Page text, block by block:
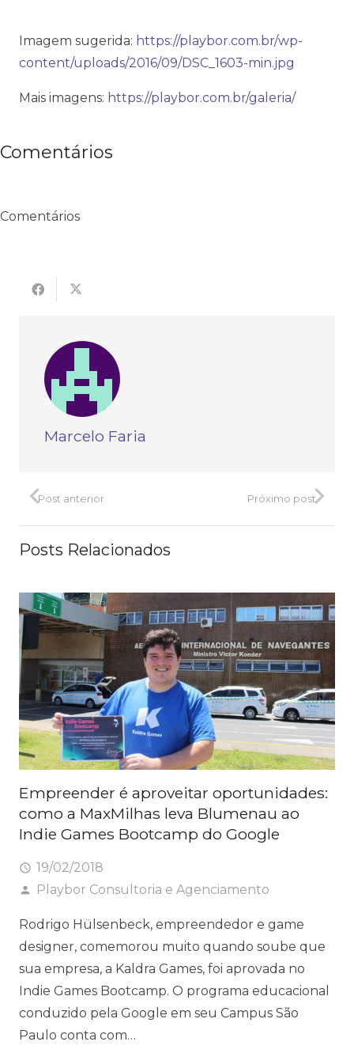
Imagem sugerida: https://playbor.com.br/wp-
content/uploads/2016/09/DSC_1603-min.jpg
Mais imagens: https://playbor.com.br/galeria/
Comentários
Comentários
Marcelo Faria
Post anterior Próximo post
Posts Relacionados
Empreender é aproveitar oportunidades:
como a MaxMilhas leva Blumenau ao
Indie Games Bootcamp do Google
access_time 19/02/2018
person Playbor Consultoria e Agenciamento
Rodrigo Hülsenbeck, empreendedor e game
designer, comemorou muito quando soube que
sua empresa, a Kaldra Games, foi aprovada no
Indie Games Bootcamp. O programa educacional
conduzido pela Google em seu Campus São
Paulo conta com…